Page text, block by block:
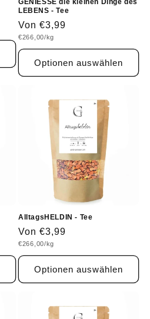
GENIESSE die kleinen Dinge des
LEBENS - Tee
Normaler
Preis
Von €3,99
Grundpreis
€266,00/kg
Optionen auswählen
AlltagsHELDIN - Tee
Normaler
Preis
Von €3,99
Grundpreis
€266,00/kg
Optionen auswählen